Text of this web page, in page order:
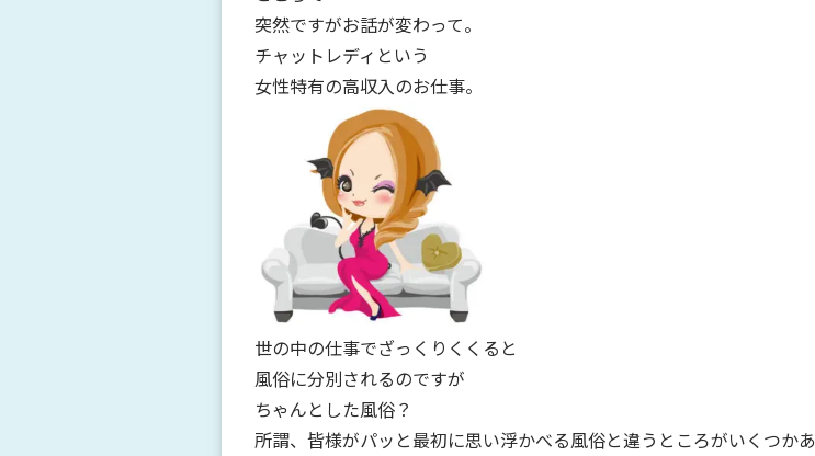
突然ですがお話が変わって。
チャットレディという
女性特有の高収入のお仕事。
世の中の仕事でざっくりくくると
風俗に分別されるのですが
ちゃんとした風俗？
所謂、 皆様がパッと最初に思い浮かべる風俗と違うところがいくつかあ